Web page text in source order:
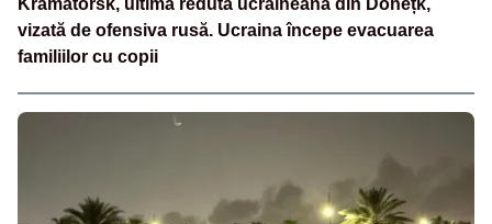
Kramatorsk, ultima redută ucraineană din Donețk,
vizată de ofensiva rusă. Ucraina începe evacuarea
familiilor cu copii